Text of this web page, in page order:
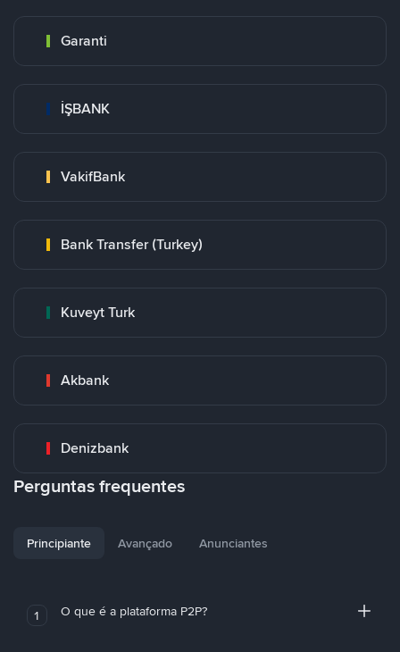
Garanti
İŞBANK
VakifBank
Bank Transfer (Turkey)
Kuveyt Turk
Akbank
Denizbank
Perguntas frequentes
Principiante Avançado Anunciantes
1 O que é a plataforma P2P?